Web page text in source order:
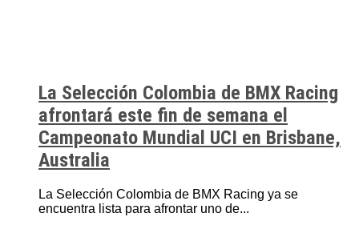
La Selección Colombia de BMX Racing
afrontará este fin de semana el
Campeonato Mundial UCI en Brisbane,
Australia
La Selección Colombia de BMX Racing ya se
encuentra lista para afrontar uno de...